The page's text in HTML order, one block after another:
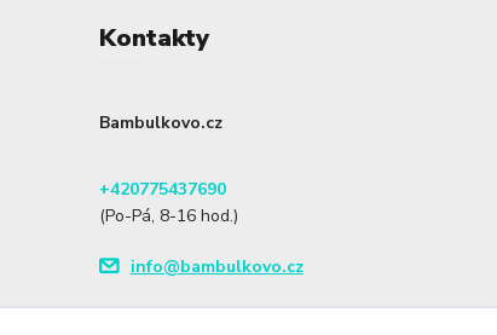
Kontakty
Bambulkovo.cz
+420775437690
(Po-Pá, 8-16 hod.)
info@bambulkovo.cz